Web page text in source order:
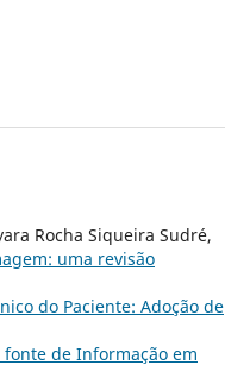
Rocha Siqueira Sudré,
uma revisão
do Paciente: Adoção de
de Informação em